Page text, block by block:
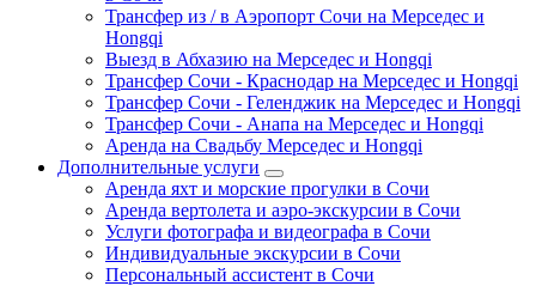
Трансфер из / в Аэропорт Сочи на Мерседес и
Hongqi
Выезд в Абхазию на Мерседес и Hongqi
Трансфер Сочи - Краснодар на Мерседес и Hongqi
Трансфер Сочи - Геленджик на Мерседес и Hongqi
Трансфер Сочи - Анапа на Мерседес и Hongqi
Аренда на Свадьбу Мерседес и Hongqi
Дополнительные услуги
Аренда яхт и морские прогулки в Сочи
Аренда вертолета и аэро-экскурсии в Сочи
Услуги фотографа и видеографа в Сочи
Индивидуальные экскурсии в Сочи
Персональный ассистент в Сочи